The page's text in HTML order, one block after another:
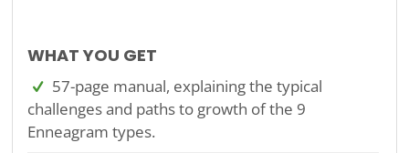
WHAT YOU GET
57-page manual, explaining the typical
challenges and paths to growth of the 9
Enneagram types.